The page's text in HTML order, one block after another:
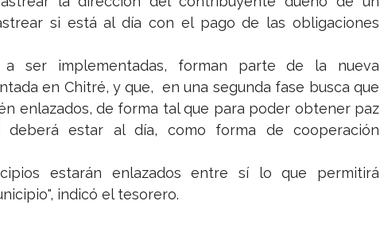
si está al día con el pago de las obligaciones
a ser implementadas, forman parte de la nueva
en Chitré, y que, en una segunda fase busca que
enlazados, de forma tal que para poder obtener paz
estar al día, como forma de cooperación
estarán enlazados entre sí lo que permitirá
indicó el tesorero.